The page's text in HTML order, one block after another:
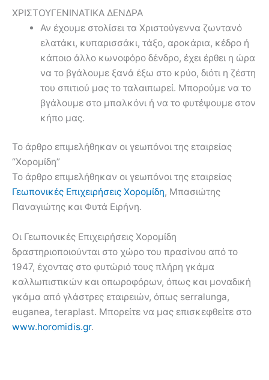
ΧΡΙΣΤΟΥΓΕΝΙΝΑΤΙΚΑ ΔΕΝΔΡΑ
Αν έχουμε στολίσει τα Χριστούγεννα ζωντανό
ελατάκι, κυπαρισσάκι, τάξο, αροκάρια, κέδρο ή
κάποιο άλλο κωνοφόρο δένδρο, έχει έρθει η ώρα
να το βγάλουμε ξανά έξω στο κρύο, διότι η ζέστη
του σπιτιού μας το ταλαιπωρεί. Μπορούμε να το
βγάλουμε στο μπαλκόνι ή να το φυτέψουμε στον
κήπο μας.
Το άρθρο επιμελήθηκαν οι γεωπόνοι της εταιρείας
“Χορομίδη”
Το άρθρο επιμελήθηκαν οι γεωπόνοι της εταιρείας
Γεωπονικές Επιχειρήσεις Χορομίδη, Μπασιώτης
Παναγιώτης και Φυτά Ειρήνη.
Οι Γεωπονικές Επιχειρήσεις Χορομίδη
δραστηριοποιούνται στο χώρο του πρασίνου από το
1947, έχοντας στο φυτώριό τους πλήρη γκάμα
καλλωπιστικών και οπωροφόρων, όπως και μοναδική
γκάμα από γλάστρες εταιρειών, όπως serralunga,
euganea, teraplast. Μπορείτε να μας επισκεφθείτε στο
www.horomidis.gr.